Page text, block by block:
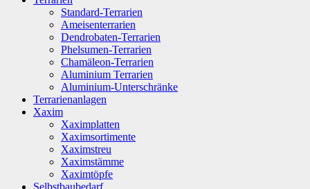
Standard-Terrarien
Ameisenterrarien
Dendrobaten-Terrarien
Phelsumen-Terrarien
Chamäleon-Terrarien
Aluminium Terrarien
Aluminium-Unterschränke
Terrarienanlagen
Xaxim
Xaximplatten
Xaximsortimente
Xaximstreu
Xaximstämme
Xaximtöpfe
Selbstbaubedarf